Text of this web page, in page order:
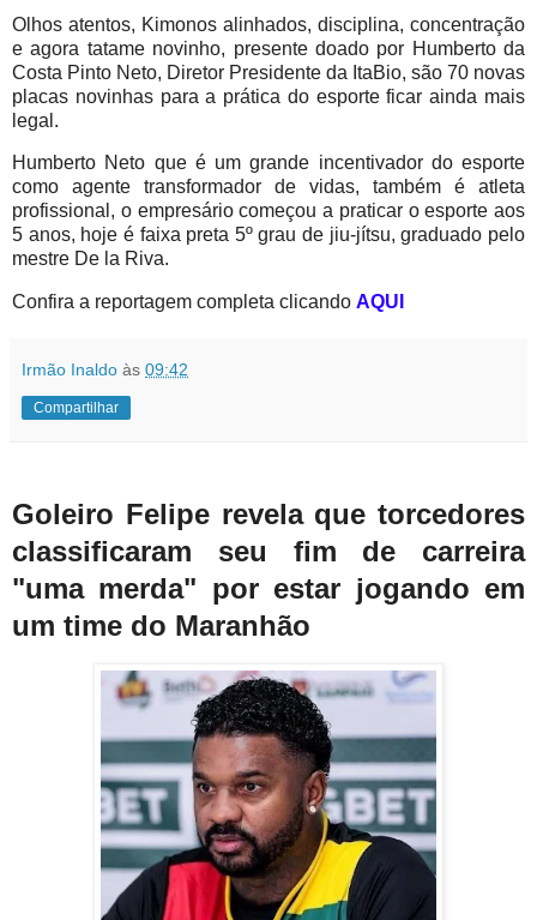
Olhos atentos, Kimonos alinhados, disciplina, concentração
e agora tatame novinho, presente doado por Humberto da
Costa Pinto Neto, Diretor Presidente da ItaBio, são 70 novas
placas novinhas para a prática do esporte ficar ainda mais
legal.
Humberto Neto que é um grande incentivador do esporte
como agente transformador de vidas, também é atleta
profissional, o empresário começou a praticar o esporte aos
5 anos, hoje é faixa preta 5º grau de jiu-jítsu, graduado pelo
mestre De la Riva.
Confira a reportagem completa clicando AQUI
Irmão Inaldo às 09:42
Compartilhar
Goleiro Felipe revela que torcedores
classificaram seu fim de carreira
"uma merda" por estar jogando em
um time do Maranhão